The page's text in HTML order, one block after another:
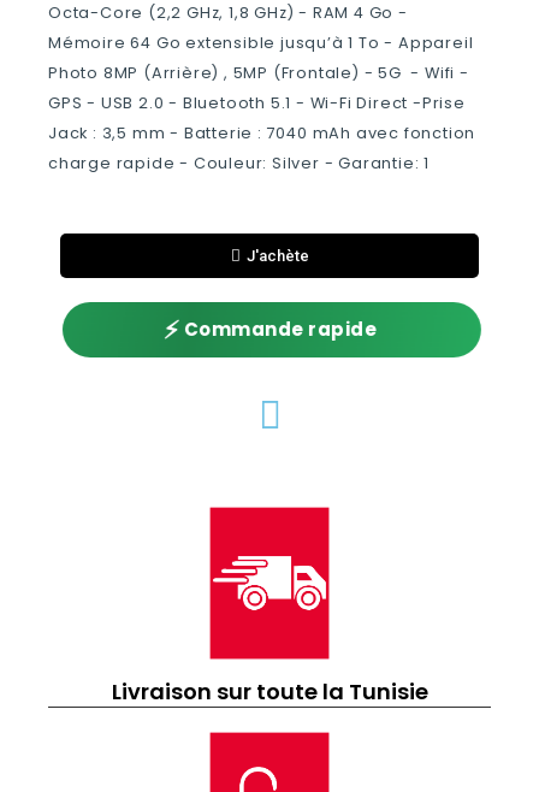
Octa-Core (2,2 GHz, 1,8 GHz) - RAM 4 Go -
Mémoire 64 Go extensible jusqu’à 1 To - Appareil
Photo 8MP (Arrière) , 5MP (Frontale) - 5G - Wifi -
GPS - USB 2.0 - Bluetooth 5.1 - Wi-Fi Direct -Prise
Jack : 3,5 mm - Batterie : 7040 mAh avec fonction
charge rapide - Couleur: Silver - Garantie: 1
J'achète
⚡Commande rapide
Livraison sur toute la Tunisie